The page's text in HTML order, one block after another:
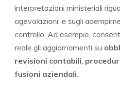
interpretazioni ministeriali
agevolazioni, e sugli
controllo. Ad esempio,
reale gli aggiornamenti su
revisioni contabili
fusioni aziendali